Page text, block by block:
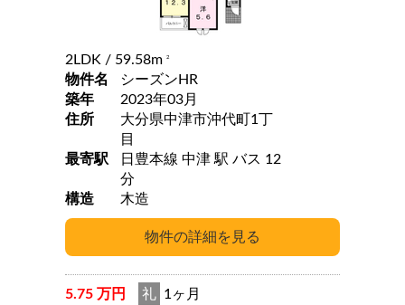
2LDK / 59.58m 2
物件名
シーズンHR
築年
2023年03月
住所
大分県中津市沖代町1丁
目
最寄駅
日豊本線 中津 駅 バス 12
分
構造
木造
5.75 万円 礼 1ヶ月